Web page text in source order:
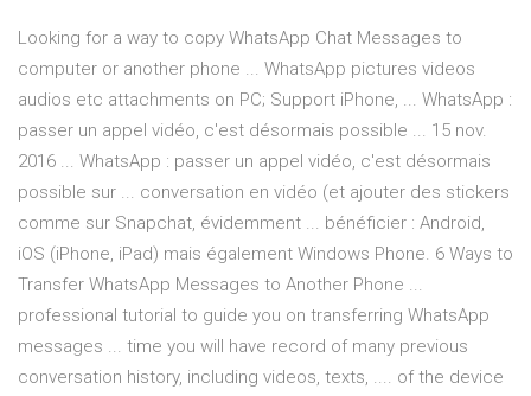
Looking for a way to copy WhatsApp Chat Messages to
computer or another phone ... WhatsApp pictures videos
audios etc attachments on PC; Support iPhone, ... WhatsApp :
passer un appel vidéo, c'est désormais possible ... 15 nov.
2016 ... WhatsApp : passer un appel vidéo, c'est désormais
possible sur ... conversation en vidéo (et ajouter des stickers
comme sur Snapchat, évidemment ... bénéficier : Android,
iOS (iPhone, iPad) mais également Windows Phone. 6 Ways to
Transfer WhatsApp Messages to Another Phone ...
professional tutorial to guide you on transferring WhatsApp
messages ... time you will have record of many previous
conversation history, including videos, texts, .... of the device